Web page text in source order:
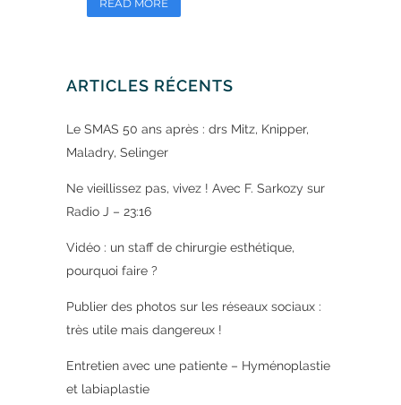
READ MORE
ARTICLES RÉCENTS
Le SMAS 50 ans après : drs Mitz, Knipper,
Maladry, Selinger
Ne vieillissez pas, vivez ! Avec F. Sarkozy sur
Radio J – 23:16
Vidéo : un staff de chirurgie esthétique,
pourquoi faire ?
Publier des photos sur les réseaux sociaux :
très utile mais dangereux !
Entretien avec une patiente – Hyménoplastie
et labiaplastie